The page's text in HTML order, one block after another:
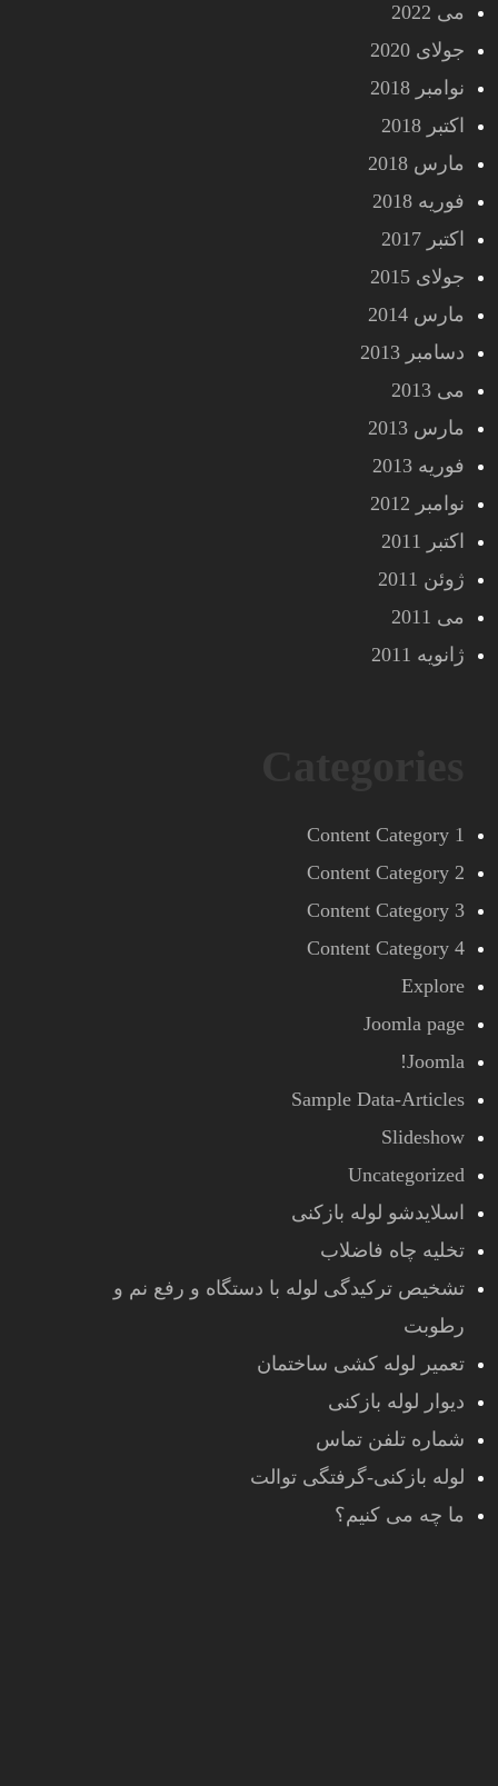
می 2022
جولای 2020
نوامبر 2018
اکتبر 2018
مارس 2018
فوریه 2018
اکتبر 2017
جولای 2015
مارس 2014
دسامبر 2013
می 2013
مارس 2013
فوریه 2013
نوامبر 2012
اکتبر 2011
ژوئن 2011
می 2011
ژانویه 2011
Content Category 1
Content Category 2
Content Category 3
Content Category 4
Explore
Joomla page
Joomla!
Sample Data-Articles
Slideshow
Uncategorized
اسلایدشو لوله بازکنی
تخلیه چاه فاضلاب
تشخیص ترکیدگی لوله با دستگاه و رفع نم و
رطوبت
تعمیر لوله کشی ساختمان
دیوار لوله بازکنی
شماره تلفن تماس
لوله بازکنی-گرفتگی توالت
ما چه می کنیم؟